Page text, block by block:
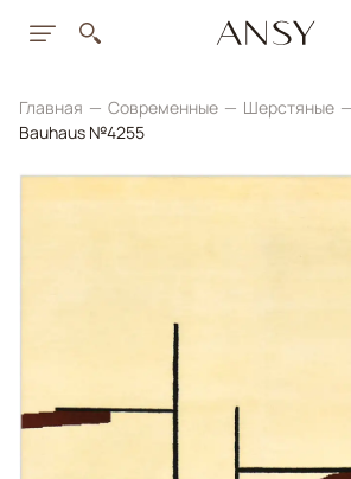
Главная Современные Шерстяные
Bauhaus №4255